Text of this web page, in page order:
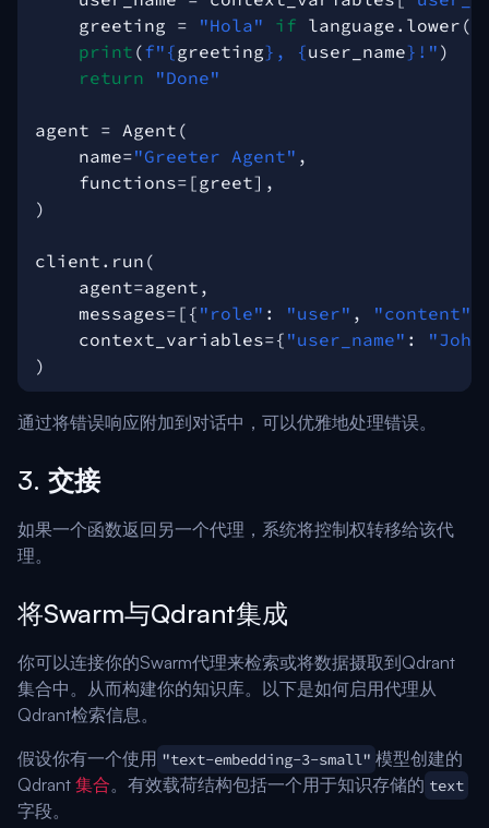
greeting = "Hola" if language . lower ()
print (f" {greeting} , {user_name} !" )
return
"Done"
agent = Agent (
name="Greeter Agent" ,
functions= [greet],
)
client . run (
agent=agent ,
messages= [{ "role" : "user" , "content"
context_variables={ "user_name" :
)
通过将错误响应附加到对话中，可以优雅地处理错误。
3. 交接
如果一个函数返回另一个代理，系统将控制权转移给该代
理。
将Swarm与Qdrant集成
你可以连接你的Swarm代理来检索或将数据摄取到Qdrant
集合中。从而构建你的知识库。以下是如何启用代理从
Qdrant检索信息。
假设你有一个使用 "text-embedding-3-small" 模型创建的
Qdrant 集合。有效载荷结构包括一个用于知识存储的 text
字段。